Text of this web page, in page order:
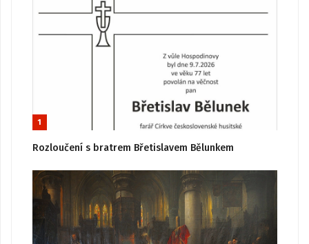
1
Rozloučení s bratrem Břetislavem Bělunkem